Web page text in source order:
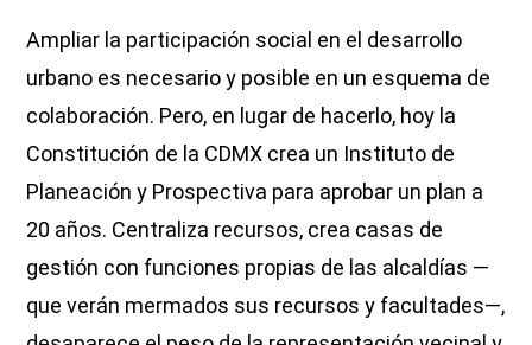
Ampliar la participación social en el desarrollo
urbano es necesario y posible en un esquema de
colaboración. Pero, en lugar de hacerlo, hoy la
Constitución de la CDMX crea un Instituto de
Planeación y Prospectiva para aprobar un plan a
20 años. Centraliza recursos, crea casas de
gestión con funciones propias de las alcaldías —
que verán mermados sus recursos y facultades—,